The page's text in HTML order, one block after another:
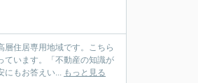
住居専用地域です。こちら
ています。「不動産の知識が
にもお答えい... もっと見る